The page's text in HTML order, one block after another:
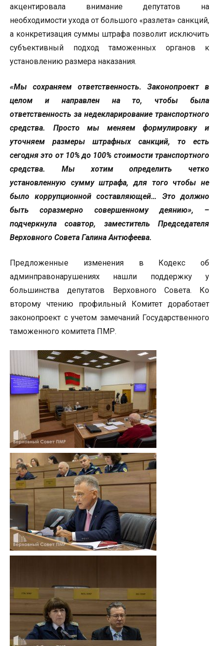
акцентировала внимание депутатов на
необходимости ухода от большого «разлета» санкций,
а конкретизация суммы штрафа позволит исключить
субъективный подход таможенных органов к
установлению размера наказания.
«Мы сохраняем ответственность. Законопроект в
целом и направлен на то, чтобы была
ответственность за недекларирование транспортного
средства. Просто мы меняем формулировку и
уточняем размеры штрафных санкций, то есть
сегодня это от 10% до 100% стоимости транспортного
средства. Мы хотим определить четко
установленную сумму штрафа, для того чтобы не
было коррупционной составляющей… Это должно
быть соразмерно совершенному деянию», –
подчеркнула соавтор, заместитель Председателя
Верховного Совета Галина Антюфеева.
Предложенные изменения в Кодекс об
админправонарушениях нашли поддержку у
большинства депутатов Верховного Совета. Ко
второму чтению профильный Комитет доработает
законопроект с учетом замечаний Государственного
таможенного комитета ПМР.